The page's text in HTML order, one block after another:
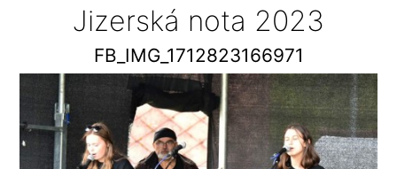
Jizerská nota 2023
FB_IMG_1712823166971